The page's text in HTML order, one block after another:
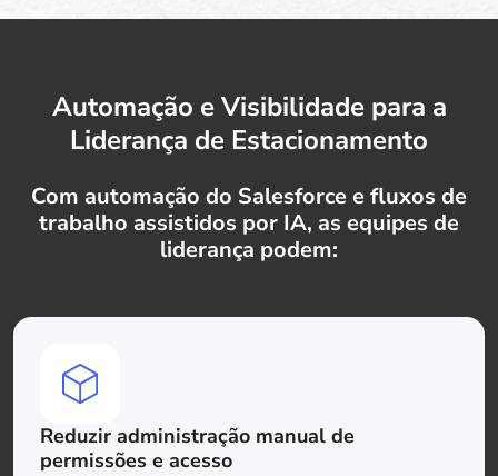
Automação e Visibilidade para a
Liderança de Estacionamento
Com automação do Salesforce e fluxos de
trabalho assistidos por IA, as equipes de
liderança podem:
Reduzir administração manual de
permissões e acesso